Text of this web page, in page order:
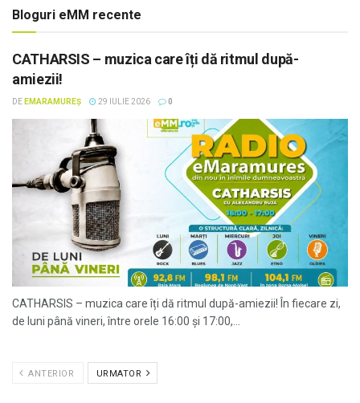
Bloguri eMM recente
CATHARSIS – muzica care îți dă ritmul după-
amiezii!
DE EMARAMUREȘ 29 IULIE 2026 0
CATHARSIS – muzica care îți dă ritmul după-amiezii! În fiecare zi,
de luni până vineri, între orele 16:00 și 17:00,...
ANTERIOR URMATOR